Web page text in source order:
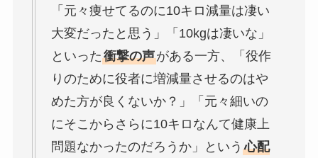
「元々痩せてるのに10キロ減量は凄い
大変だったと思う」「10kgは凄いな」
といった衝撃の声がある一方、「役作
りのために役者に増減量させるのはや
めた方が良くないか？」「元々細いの
にそこからさらに10キロなんて健康上
問題なかったのだろうか」という 心配